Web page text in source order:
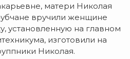
матери Николая
вручили женщине
установленную на главном
изготовили на
Николая.